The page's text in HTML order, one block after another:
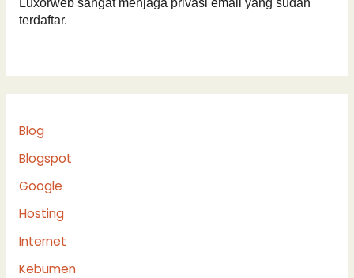
Luxorweb sangat menjaga privasi email yang sudah
terdaftar.
Blog
Blogspot
Google
Hosting
Internet
Kebumen